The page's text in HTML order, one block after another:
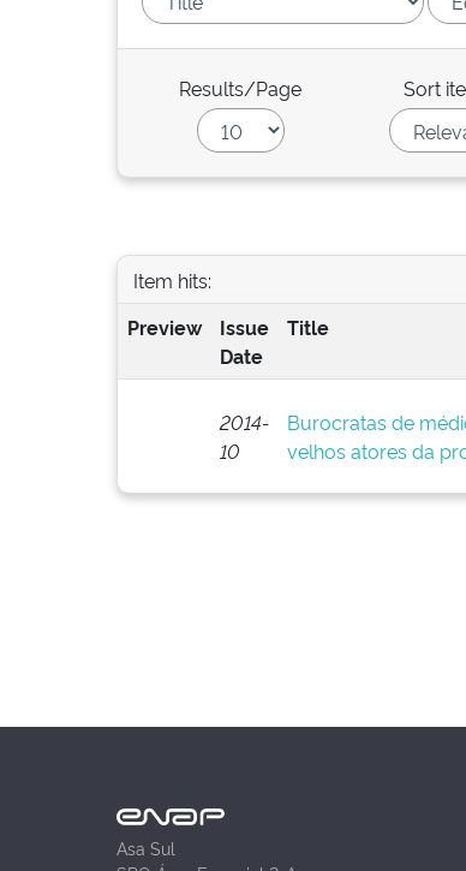
Results/Page Sort
Item hits:
Preview
Issue
Date
Title
2014-
10
Burocratas de
velhos atores da
Asa Sul